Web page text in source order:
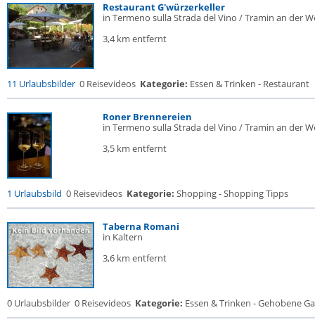
Restaurant G'würzerkeller
in Termeno sulla Strada del Vino / Tramin an der
3,4 km entfernt
11 Urlaubsbilder 0 Reisevideos Kategorie: Essen & Trinken - Restaurant
Roner Brennereien
in Termeno sulla Strada del Vino / Tramin an der
3,5 km entfernt
1 Urlaubsbild 0 Reisevideos Kategorie: Shopping - Shopping Tipps
Taberna Romani
in Kaltern
3,6 km entfernt
0 Urlaubsbilder 0 Reisevideos Kategorie: Essen & Trinken - Gehobene